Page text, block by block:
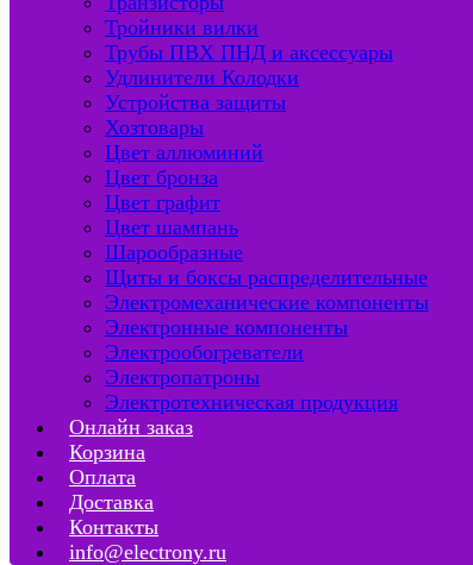
Тройники вилки
Трубы ПВХ ПНД и аксессуары
Удлинители Колодки
Устройства защиты
Хозтовары
Цвет аллюминий
Цвет бронза
Цвет графит
Цвет шампань
Шарообразные
Щиты и боксы распределительные
Электромеханические компоненты
Электронные компоненты
Электрообогреватели
Электропатроны
Электротехническая продукция
Онлайн заказ
Корзина
Оплата
Доставка
Контакты
info@electrony.ru